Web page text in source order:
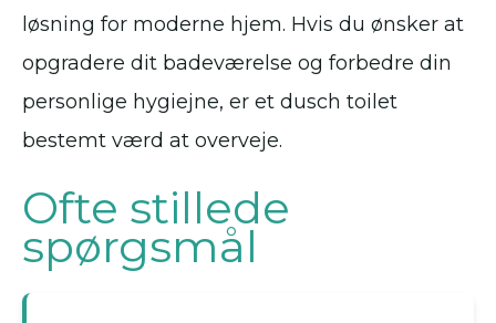
løsning for moderne hjem. Hvis du ønsker at
opgradere dit badeværelse og forbedre din
personlige hygiejne, er et dusch toilet
bestemt værd at overveje.
Ofte stillede
spørgsmål